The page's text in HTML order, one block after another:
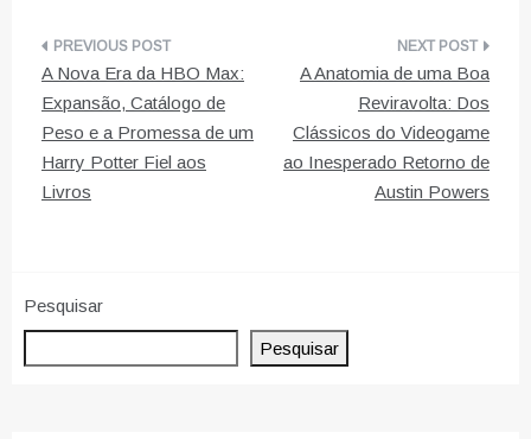
Navegação
de
artigos
A Nova Era da HBO Max:
Expansão, Catálogo de
Peso e a Promessa de um
Harry Potter Fiel aos
Livros
A Anatomia de uma Boa
Reviravolta: Dos
Clássicos do Videogame
ao Inesperado Retorno de
Austin Powers
Pesquisar
Pesquisar